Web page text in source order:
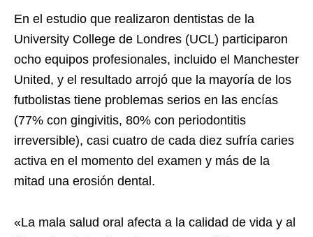
En el estudio que realizaron dentistas de la
University College de Londres (UCL) participaron
ocho equipos profesionales, incluido el Manchester
United, y el resultado arrojó que la mayoría de los
futbolistas tiene problemas serios en las encías
(77% con gingivitis, 80% con periodontitis
irreversible), casi cuatro de cada diez sufría caries
activa en el momento del examen y más de la
mitad una erosión dental.
«La mala salud oral afecta a la calidad de vida y al